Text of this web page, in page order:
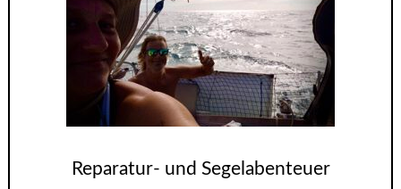
Reparatur- und Segelabenteuer